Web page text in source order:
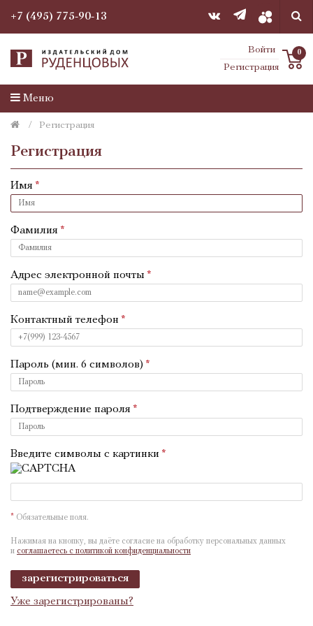
+7 (495) 775-90-13
Войти
Регистрация
0
Меню
Регистрация
Регистрация
Имя
Фамилия
Адрес электронной почты
Контактный телефон
Пароль (мин. 6 символов)
Подтверждение пароля
Введите символы с картинки
* Обязательные поля.
Нажимая на кнопку, вы даёте согласие на обработку персональных данных
и соглашаетесь с политикой конфиденциальности
зарегистрироваться
Уже зарегистрированы?